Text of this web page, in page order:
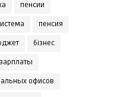
пенсии
пенсия
бізнес
зарплаты
офисов